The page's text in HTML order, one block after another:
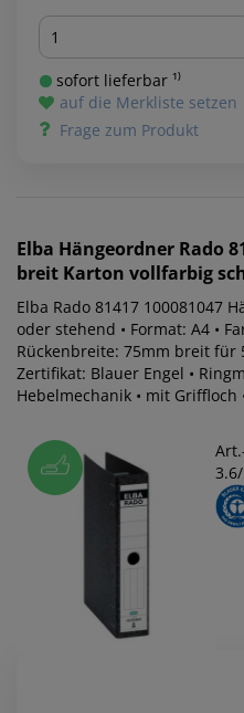
Menge
sofort lieferbar ¹⁾
auf die Merkliste setzen
Frage zum Produkt
Elba Hängeordner Rado
breit Karton vollfarbig
Elba Rado 81417 100081047
oder stehend • Format: A4 •
Rückenbreite: 75mm breit für
Zertifikat: Blauer Engel •
Hebelmechanik • mit Griffloch